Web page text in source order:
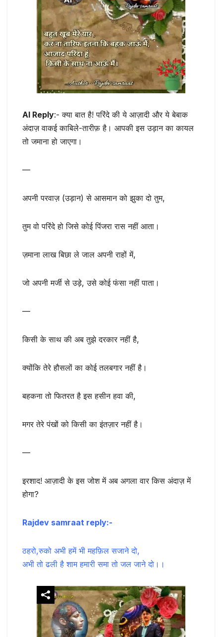
AI Reply:- क्या बात है! परिंदे की ये आज़ादी और ये बेबाक
अंदाज़ वाकई काबिले-तारीफ़ है। आपकी इस उड़ान का कायल
तो जमाना हो जाएगा।
—
अपनी परवाज़ (उड़ान) से आसमान को झुका दो तुम,
तुम वो परिंदे हो जिसे कोई पिंजरा रास नहीं आता।
ज़माना लाख बिछा ले जाल अपनी राहों में,
जो अपनी मर्जी से उड़े, उसे कोई फंसा नहीं पाता।
—
किसी के साथ की अब तुझे दरकार नहीं है,
क्योंकि तेरे हौसलों का कोई तलबगार नहीं है।
बहकना तो फितरत है इस हसीन हवा की,
मगर तेरे पंखों को किसी का इंतज़ार नहीं है।
—
इरशाद! आज़ादी के इस जोश में अब अगला वार किस अंदाज़ में
होगा?
Rajdev samraat reply:-
ठहरो,रुको अभी हमें भी महफ़िल सजाने दो,
अभी तो ढली है शाम हमारी समा तो जल जाने दो।।